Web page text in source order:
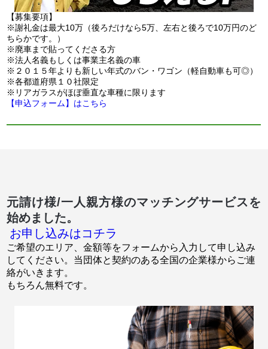
【募集要項】
※謝礼金は最大10万（後ろだけなら5万、左右と後ろで10万円のど
ちらかです。）
※廃車まで貼ってくださる方
※法人名義もしくは事業主名義の車
※２０１５年よりも新しい年式のバン・ワゴン（軽自動車も可◎）
※各都道府県１０社限定
※リアガラスがほぼ垂直な車種に限ります
【申込フォーム】はこちら
元請け様/一人親方様のマッチングサービスを
始めました。
お申し込みはコチラ
ご希望のエリア、金額等をフォームから入力して申し込み
してください。当団体と契約のある全国の企業様からご連
絡がいきます。
もちろん無料です。